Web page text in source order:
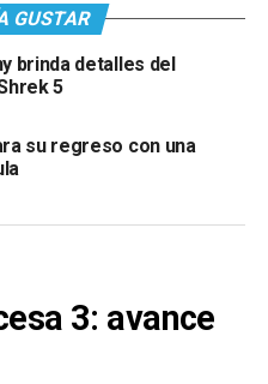
GUSTAR
brinda detalles del
5
su regreso con una
3: avance